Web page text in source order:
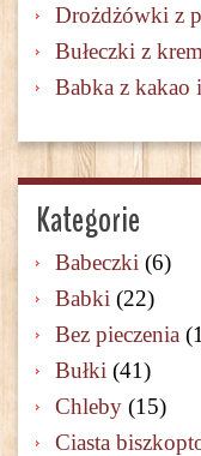
Drożdżówki z
Bułeczki z
Babka z kakao
Kategorie
Babeczki (6)
Babki (22)
Bez pieczenia
Bułki (41)
Chleby (15)
Ciasta